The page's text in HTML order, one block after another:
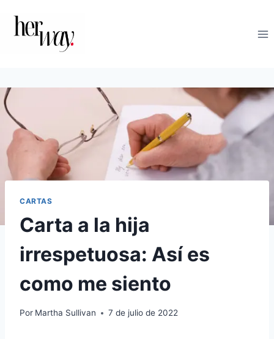
contenido
CARTAS
Carta a la hija
irrespetuosa: Así es
como me siento
Por Martha Sullivan 7 de julio de 2022